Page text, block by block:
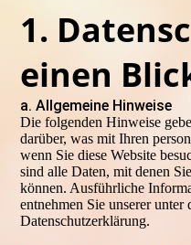
1.
einen
a. Allgemeine Hinweise
Die folgenden Hinweise
darüber, was mit Ihren
wenn Sie diese Website
sind alle Daten, mit denen
können. Ausführliche
entnehmen Sie unserer unter
Datenschutzerklärung.